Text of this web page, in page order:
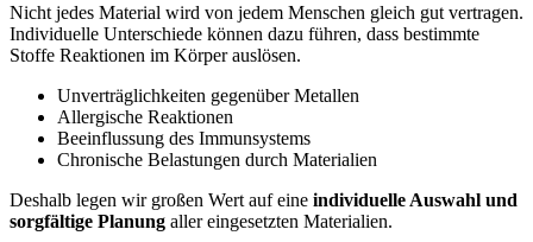
Nicht jedes Material wird von jedem Menschen gleich gut vertragen.
Individuelle Unterschiede können dazu führen, dass bestimmte
Stoffe Reaktionen im Körper auslösen.
Unverträglichkeiten gegenüber Metallen
Allergische Reaktionen
Beeinflussung des Immunsystems
Chronische Belastungen durch Materialien
Deshalb legen wir großen Wert auf eine individuelle Auswahl und
sorgfältige Planung aller eingesetzten Materialien.